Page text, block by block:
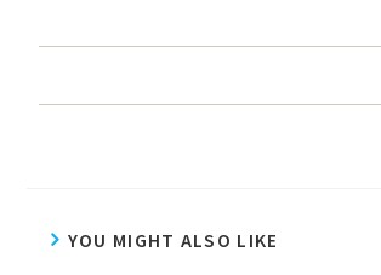
YOU MIGHT ALSO LIKE